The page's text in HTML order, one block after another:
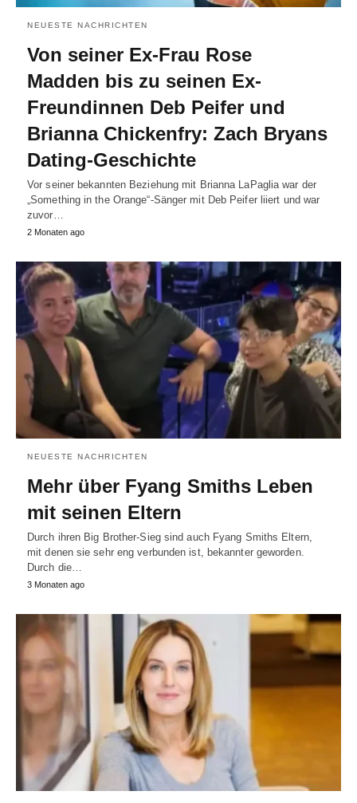
NEUESTE NACHRICHTEN
Von seiner Ex-Frau Rose
Madden bis zu seinen Ex-
Freundinnen Deb Peifer und
Brianna Chickenfry: Zach Bryans
Dating-Geschichte
Vor seiner bekannten Beziehung mit Brianna LaPaglia war der
„Something in the Orange“-Sänger mit Deb Peifer liiert und war
zuvor…
2 Monaten ago
NEUESTE NACHRICHTEN
Mehr über Fyang Smiths Leben
mit seinen Eltern
Durch ihren Big Brother-Sieg sind auch Fyang Smiths Eltern,
mit denen sie sehr eng verbunden ist, bekannter geworden.
Durch die…
3 Monaten ago